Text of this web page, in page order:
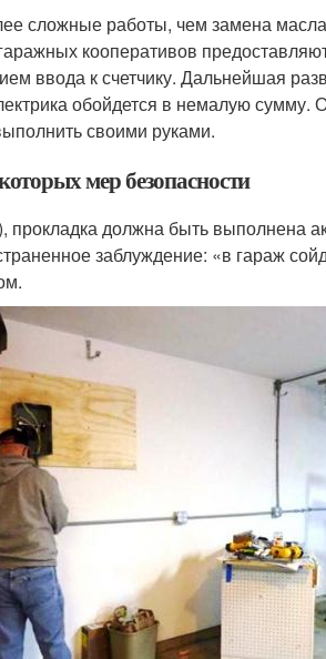
сложные работы, чем замена
кооперативов
ввода к счетчику. Дальнейшая
обойдется в немалую сумму.
своими руками.
мер безопасности
должна быть выполнена
заблуждение: «в гараж